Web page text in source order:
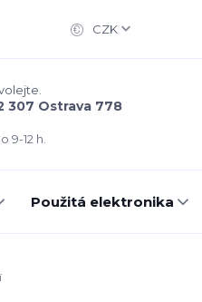
CZK
307 Ostrava 778
9-12 h.
Použitá elektronika